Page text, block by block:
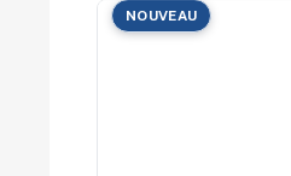
Cérémonies
Récompenses
NOUVEAU